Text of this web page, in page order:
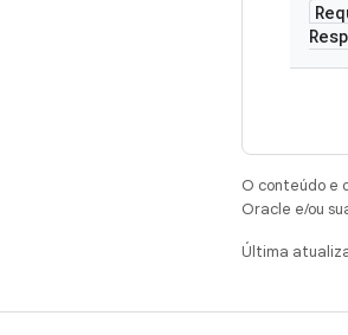
O conteúdo e
Oracle e/ou
Última